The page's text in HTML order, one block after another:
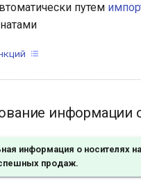
путем
информации
информация о носителях
продаж.